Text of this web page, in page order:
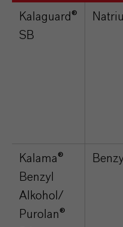
Kalaguard®
SB
Kalama®
Benzyl
Alkohol/
Purolan®